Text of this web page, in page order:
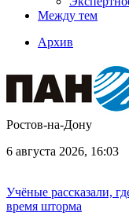
Между тем
Архив
Ростов-на-Дону
6 августа 2026, 16:03
Учёные рассказали,
время шторма